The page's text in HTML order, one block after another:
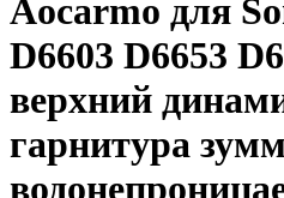
Aocarmo для
D6603 D6653
верхний
гарнитура